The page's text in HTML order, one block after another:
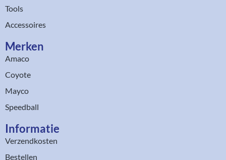
Tools
Accessoires
Merken
Amaco
Coyote
Mayco
Speedball
Informatie
Verzendkosten
Bestellen